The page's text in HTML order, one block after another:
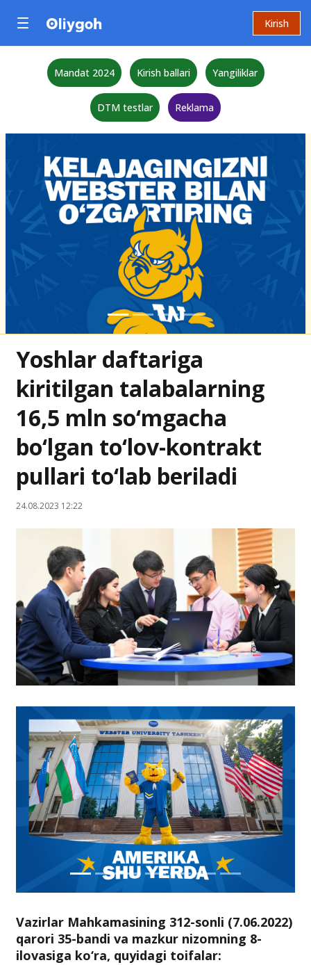
Kirish
Mandat 2024 Kirish ballari Yangiliklar
DTM testlar Reklama
Yoshlar daftariga
kiritilgan talabalarning
16,5 mln so‘mgacha
bo‘lgan to‘lov-kontrakt
pullari to‘lab beriladi
24.08.2023 12:22
Vazirlar Mahkamasining 312-sonli (7.06.2022)
qarori 35-bandi va mazkur nizomning 8-
ilovasiga ko‘ra, quyidagi toifalar: